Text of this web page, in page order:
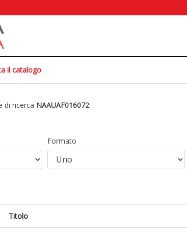
il catalogo
di ricerca NAAUAF016072
Formato
Titolo